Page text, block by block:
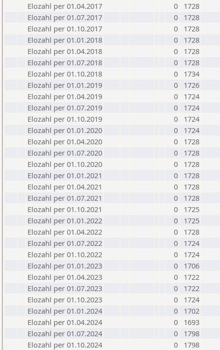
Elozahl per 01.04.2017
0
1728
Elozahl per 01.07.2017
0
1728
Elozahl per 01.10.2017
0
1728
Elozahl per 01.01.2018
0
1728
Elozahl per 01.04.2018
0
1728
Elozahl per 01.07.2018
0
1728
Elozahl per 01.10.2018
0
1734
Elozahl per 01.01.2019
0
1726
Elozahl per 01.04.2019
0
1724
Elozahl per 01.07.2019
0
1724
Elozahl per 01.10.2019
0
1724
Elozahl per 01.01.2020
0
1724
Elozahl per 01.04.2020
0
1728
Elozahl per 01.07.2020
0
1728
Elozahl per 01.10.2020
0
1728
Elozahl per 01.01.2021
0
1728
Elozahl per 01.04.2021
0
1728
Elozahl per 01.07.2021
0
1728
Elozahl per 01.10.2021
0
1725
Elozahl per 01.01.2022
0
1725
Elozahl per 01.04.2022
0
1728
Elozahl per 01.07.2022
0
1724
Elozahl per 01.10.2022
0
1724
Elozahl per 01.01.2023
0
1706
Elozahl per 01.04.2023
0
1722
Elozahl per 01.07.2023
0
1722
Elozahl per 01.10.2023
0
1724
Elozahl per 01.01.2024
0
1702
Elozahl per 01.04.2024
0
1693
Elozahl per 01.07.2024
0
1798
Elozahl per 01.10.2024
0
1798